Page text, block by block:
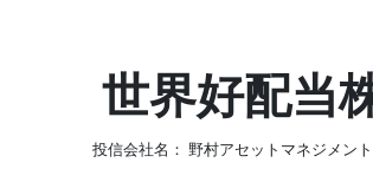
世界好配当
投信会社名： 野村アセットマネジメント